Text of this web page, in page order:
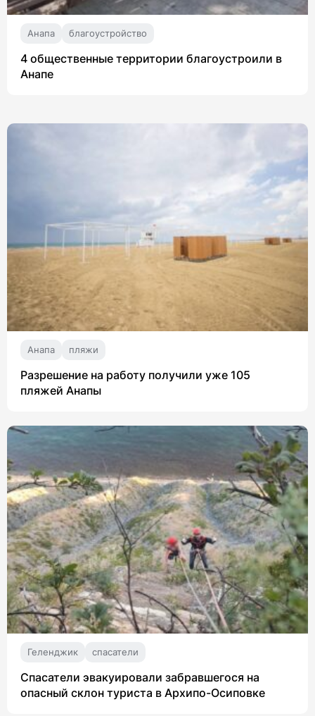
Анапа благоустройство
4 общественные территории благоустроили в
Анапе
Анапа пляжи
Разрешение на работу получили уже 105
пляжей Анапы
Геленджик спасатели
Спасатели эвакуировали забравшегося на
опасный склон туриста в Архипо-Осиповке